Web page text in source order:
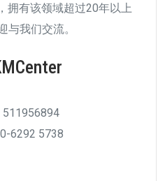
拥有该领域超过20年以上
与我们交流。
6292 5738